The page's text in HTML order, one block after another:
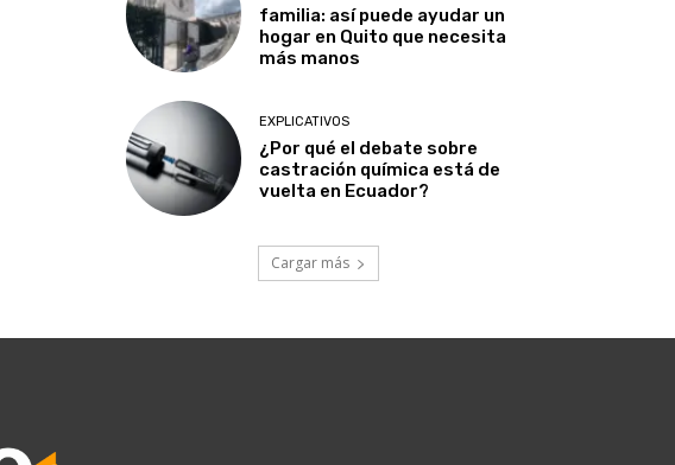
familia: así puede ayudar un
hogar en Quito que necesita
más manos
EXPLICATIVOS
¿Por qué el debate sobre
castración química está de
vuelta en Ecuador?
Cargar más